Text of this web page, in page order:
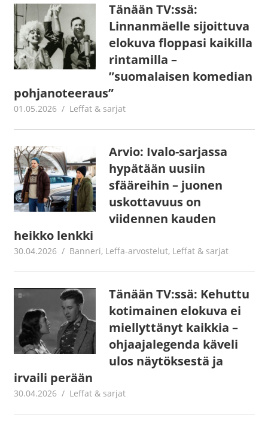
Tänään TV:ssä:
Linnanmäelle sijoittuva
elokuva floppasi kaikilla
rintamilla –
”suomalaisen komedian
pohjanoteeraus”
01.05.2026 Jouni Hirn
Leffat & sarjat
Arvio: Ivalo-sarjassa
hypätään uusiin
sfääreihin – juonen
uskottavuus on
viidennen kauden
heikko lenkki
30.04.2026 Jouni Hirn
Banneri, Leffa-arvostelut, Leffat & sarjat
Tänään TV:ssä: Kehuttu
kotimainen elokuva ei
miellyttänyt kaikkia –
ohjaajalegenda käveli
ulos näytöksestä ja
irvaili perään
30.04.2026 Jouni Hirn
Leffat & sarjat